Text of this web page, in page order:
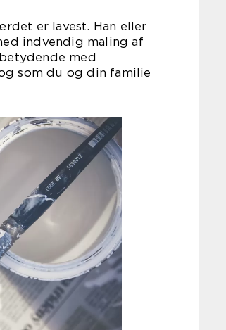
er lavest. Han eller
indvendig maling af
med
som du og din familie